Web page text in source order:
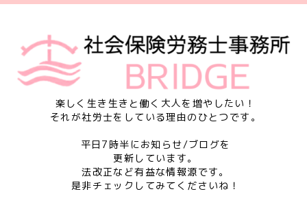
楽しく生き生きと働く大人を増やしたい！
それが社労士をしている理由のひとつです。
平日7時半にお知らせ/ブログを
更新しています。
法改正など有益な情報源です。
是非チェックしてみてくださいね！